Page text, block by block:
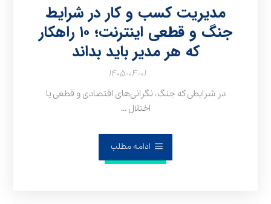
مدیریت کسب و کار در شرایط
جنگ و قطعی اینترنت؛ ۱۰ راهکار
که هر مدیر باید بداند
۱۴۰۵-۰۴-۰۱
در شرایطی که جنگ، نگرانی‌های اقتصادی و قطعی یا
اختلال ...
ادامه مطلب